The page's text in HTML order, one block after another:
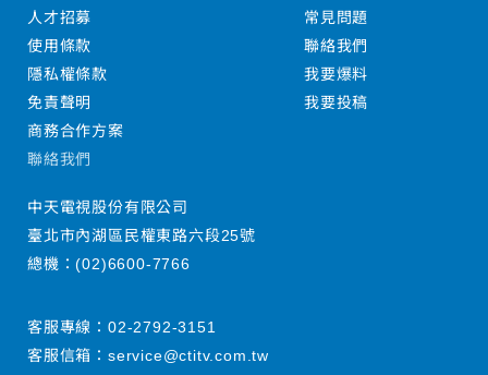
人才招募
使用條款
隱私權條款
免責聲明
商務合作方案
常見問題
聯絡我們
我要爆料
我要投稿
聯絡我們
中天電視股份有限公司
臺北市內湖區民權東路六段25號
總機：(02)6600-7766
客服專線： 02-2792-3151
客服信箱： service@ctitv.com.tw